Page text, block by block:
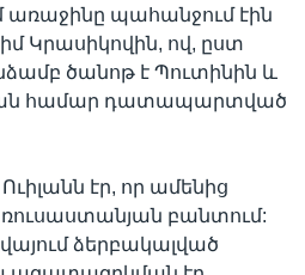
առաջինը պահանջում էին
Կրասիկովին, ով, ըստ
ծանոթ է Պուտինին և
համար դատապարտված
էր, որ ամենից
ռուսաստանյան բանտում:
ձերբակալված